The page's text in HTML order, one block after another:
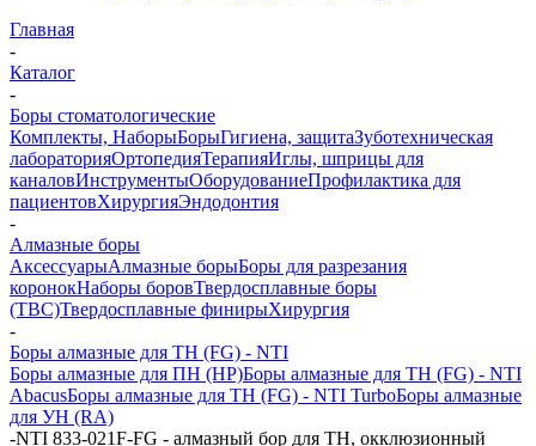
Главная
-
Каталог
-
Боры стоматологические
Комплекты, НаборыБорыГигиена, защитаЗуботехническая
лабораторияОртопедияТерапияИглы, шприцы для
каналовИнструментыОборудованиеПрофилактика для
пациентовХирургияЭндодонтия
-
Алмазные боры
АксессуарыАлмазные борыБоры для разрезания
коронокНаборы боровТвердосплавные боры
(ТВС)Твердосплавные финирыХирургия
-
Боры алмазные для ТН (FG) - NTI
Боры алмазные для ПН (HP)Боры алмазные для ТН (FG) - NTI
AbacusБоры алмазные для ТН (FG) - NTI TurboБоры алмазные
для УН (RA)
-NTI 833-021F-FG - алмазный бор для ТН, окклюзионный